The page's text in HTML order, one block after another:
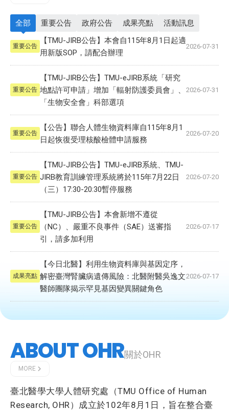
全部 重要公告 政府公告 成果亮點 活動訊息
重要公告
【TMU-JIRB公告】本會自115年8月1日起適
用新版SOP，請配合辦理
2026-07-31
重要公告
【TMU-JIRB公告】TMU-eJIRB系統「研究
地點許可申請」增加「輻射防護委員會」、
「生物安全會」科部選項
2026-07-31
重要公告
【公告】聯合人體生物資料庫自115年8月1
日起恢復受理核酸檢體申請服務
2026-07-20
重要公告
【TMU-JIRB公告】TMU-eJIRB系統、TMU-
JIRB教育訓練管理系統將於115年7月22日
（三）17:30-20:30暫停服務
2026-07-20
重要公告
【TMU-JIRB公告】本會新增不遵從
（NC）、嚴重不良事件（SAE）送審指
引，請多加利用
2026-07-17
成果亮點
【今日北醫】利用生物資料庫與基因定序，
解密臺灣腎臟病遺傳風險：北醫附醫吳逸文
醫師團隊揭示罕見基因變異關鍵角色
2026-07-17
ABOUT OHR關於OHR
MORE
臺北醫學大學人體研究處（TMU Office of Human
Research, OHR）成立於102年8月1日，旨在整合臺